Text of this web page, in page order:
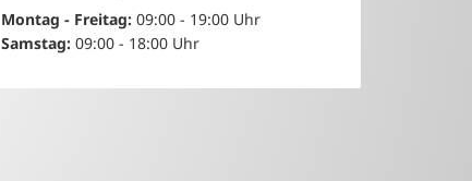
Montag - Freitag: 09:00 - 19:00 Uhr
Samstag: 09:00 - 18:00 Uhr